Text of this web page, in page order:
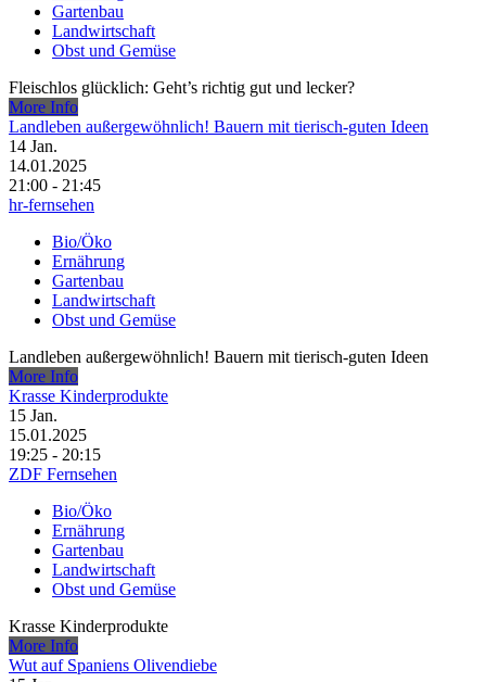
Gartenbau
Landwirtschaft
Obst und Gemüse
Fleischlos glücklich: Geht’s richtig gut und lecker?
More Info
Landleben außergewöhnlich! Bauern mit tierisch-guten Ideen
14 Jan.
14.01.2025
21:00 - 21:45
hr-fernsehen
Bio/Öko
Ernährung
Gartenbau
Landwirtschaft
Obst und Gemüse
Landleben außergewöhnlich! Bauern mit tierisch-guten Ideen
More Info
Krasse Kinderprodukte
15 Jan.
15.01.2025
19:25 - 20:15
ZDF Fernsehen
Bio/Öko
Ernährung
Gartenbau
Landwirtschaft
Obst und Gemüse
Krasse Kinderprodukte
More Info
Wut auf Spaniens Olivendiebe